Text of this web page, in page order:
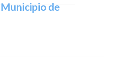
Municipio de